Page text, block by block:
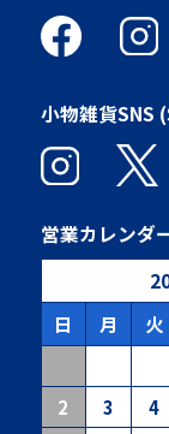
小物雑貨
営業カレンダ
日
月 火
2
3 4